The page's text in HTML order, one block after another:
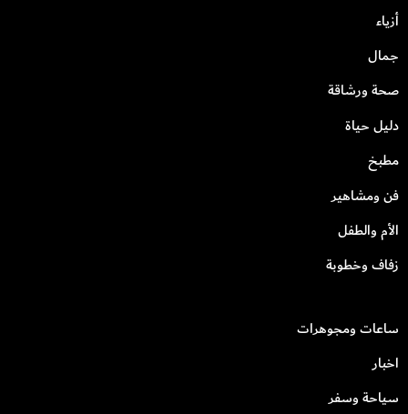
أزياء
جمال
صحة ورشاقة
دليل حياة
مطبخ
فن ومشاهير
الأم والطفل
زفاف وخطوبة
ساعات ومجوهرات
اخبار
سياحة وسفر